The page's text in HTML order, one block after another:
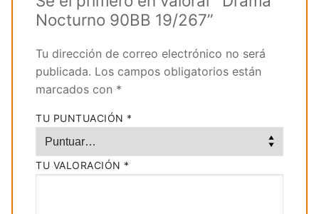
Nocturno 90BB 19/267”
Tu dirección de correo electrónico no será
publicada. Los campos obligatorios están
marcados con *
TU PUNTUACIÓN *
TU VALORACIÓN *